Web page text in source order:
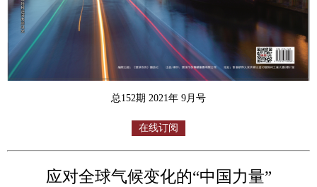
总152期 2021年 9月号
在线订阅
应对全球气候变化的“中国力量”